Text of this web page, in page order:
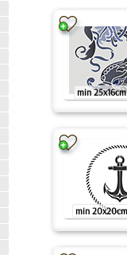
min
min